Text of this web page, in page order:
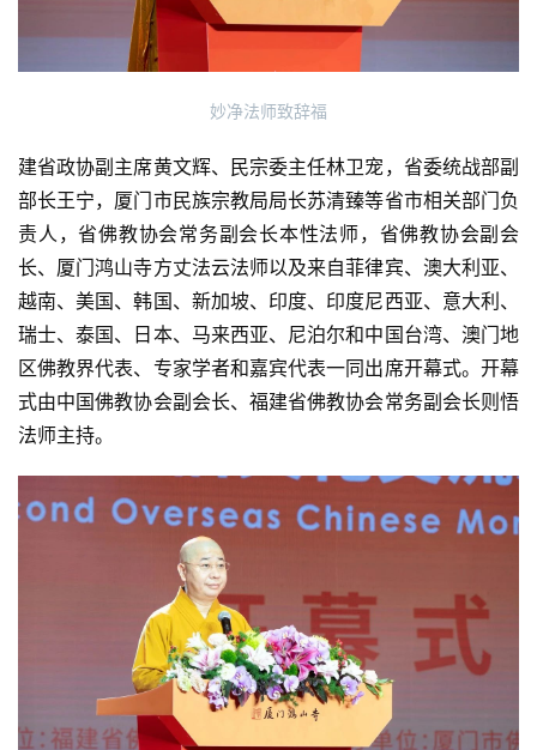
慈
善
教
人
物
寺
院
巡
礼
视
频
登录 注册
妙净法师致辞福
建省政协副主席黄文辉、民宗委主任林卫宠，省委统战部副
部长王宁，厦门市民族宗教局局长苏清臻等省市相关部门负
责人，省佛教协会常务副会长本性法师，省佛教协会副会
长、厦门鸿山寺方丈法云法师以及来自菲律宾、澳大利亚、
越南、美国、韩国、新加坡、印度、印度尼西亚、意大利、
瑞士、泰国、日本、马来西亚、尼泊尔和中国台湾、澳门地
区佛教界代表、专家学者和嘉宾代表一同出席开幕式。开幕
式由中国佛教协会副会长、福建省佛教协会常务副会长则悟
法师主持。